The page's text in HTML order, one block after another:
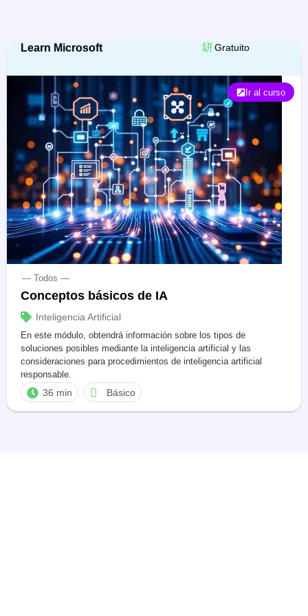
Learn Microsoft Gratuito
Ir al curso
— Todos —
Conceptos básicos de IA
Inteligencia Artificial
En este módulo, obtendrá información sobre los tipos de
soluciones posibles mediante la inteligencia artificial y las
consideraciones para procedimientos de inteligencia artificial
responsable.
36 min Básico